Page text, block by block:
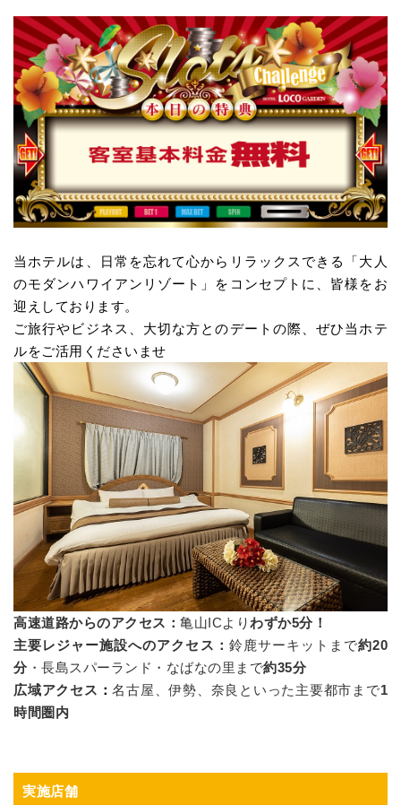
当ホテルは、日常を忘れて心からリラックスできる「大人
のモダンハワイアンリゾート」をコンセプトに、皆様をお
迎えしております。
ご旅行やビジネス、大切な方とのデートの際、ぜひ当ホテ
ルをご活用くださいませ
高速道路からのアクセス： 亀山ICよりわずか5分！
主要レジャー施設へのアクセス： 鈴鹿サーキットまで約20
分・長島スパーランド・なばなの里まで約35分
広域アクセス ：名古屋、伊勢、奈良といった主要都市まで1
時間圏内
実施店舗